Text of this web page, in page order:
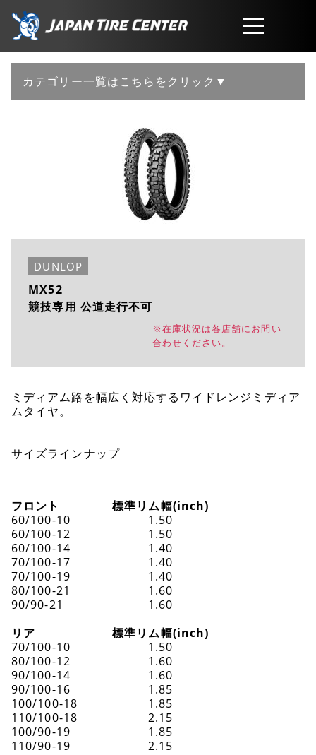
取扱商品
工賃・サービスについて
カテゴリー一覧はこちらをクリック▼
DUNLOP
MX52
競技専用 公道走行不可
※在庫状況は各店舗にお問い
合わせください。
ミディアム路を幅広く対応するワイドレンジミディア
ムタイヤ。
サイズラインナップ
フロント
60/100-10
60/100-12
60/100-14
70/100-17
70/100-19
80/100-21
90/90-21
リア
70/100-10
80/100-12
90/100-14
90/100-16
100/100-18
110/100-18
100/90-19
110/90-19
標準リム幅(inch)
1.50
1.50
1.40
1.40
1.40
1.60
1.60
標準リム幅(inch)
1.50
1.60
1.60
1.85
1.85
2.15
1.85
2.15